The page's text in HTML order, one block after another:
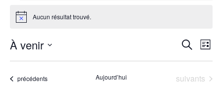
Notice Aucun résultat trouvé.
et
Recherche
de
Liste
À venir
date.Évènements
précédents Aujourd’hui Évènements
suivants